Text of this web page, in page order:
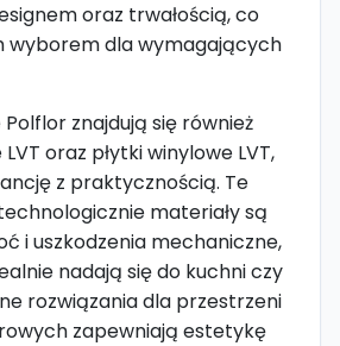
oraz trwałością, co
wyborem dla wymagających
znajdują się również
oraz płytki winylowe LVT,
z praktycznością. Te
materiały są
i uszkodzenia mechaniczne,
nadają się do kuchni czy
rozwiązania dla przestrzeni
zapewniają estetykę